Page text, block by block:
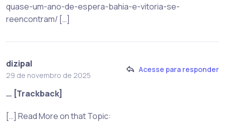
quase-um-ano-de-espera-bahia-e-vitoria-se-
reencontram/ […]
dizipal
29 de novembro de 2025
Acesse para responder
… [Trackback]
[…] Read More on that Topic: